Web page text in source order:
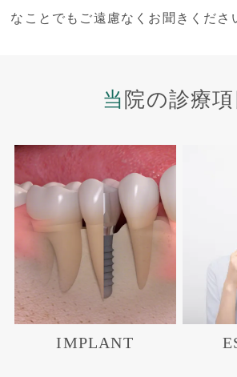
なことでもご遠慮なくお聞きくださ
当院の診療項
IMPLANT